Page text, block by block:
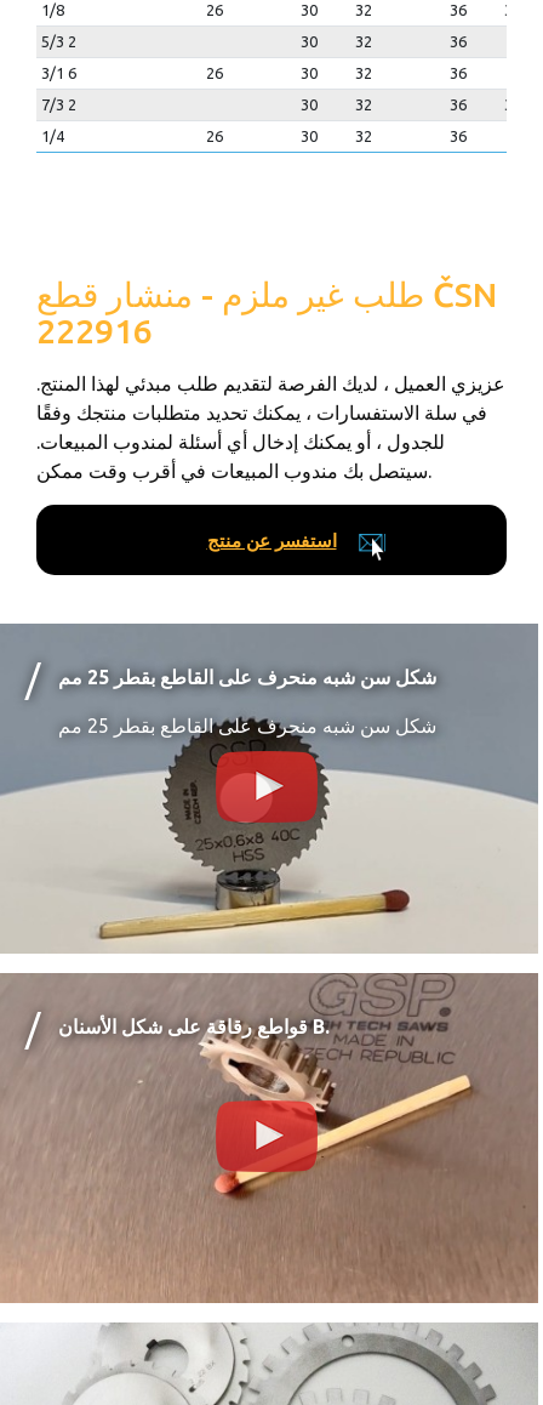
1/8
26 30 32 36
36
5/3 2
30 32
36
3/1 6
26 30 32
36
7/3 2
30 32 36
36
1/4
26 30 32 36
طلب غير ملزم - منشار قطع ČSN
222916
عزيزي العميل ، لديك الفرصة لتقديم طلب مبدئي لهذا المنتج.
في سلة الاستفسارات ، يمكنك تحديد متطلبات منتجك وفقًا
للجدول ، أو يمكنك إدخال أي أسئلة لمندوب المبيعات.
سيتصل بك مندوب المبيعات في أقرب وقت ممكن.
استفسر عن منتج
شكل سن شبه منحرف على القاطع بقطر 25 مم
شكل سن شبه منحرف على القاطع بقطر 25 مم
قواطع رقاقة على شكل الأسنان B.